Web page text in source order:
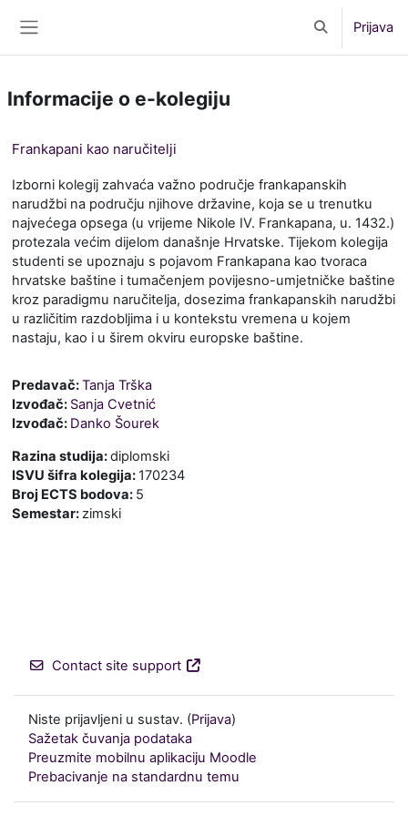
Toggle search
Prijava
Informacije o e-kolegiju
Frankapani kao naručitelji
Izborni kolegij zahvaća važno područje frankapanskih
narudžbi na području njihove državine, koja se u trenutku
najvećega opsega (u vrijeme Nikole IV. Frankapana, u. 1432.)
protezala većim dijelom današnje Hrvatske. Tijekom kolegija
studenti se upoznaju s pojavom Frankapana kao tvoraca
hrvatske baštine i tumačenjem povijesno-umjetničke baštine
kroz paradigmu naručitelja, dosezima frankapanskih narudžbi
u različitim razdobljima i u kontekstu vremena u kojem
nastaju, kao i u širem okviru europske baštine.
Predavač:Tanja Trška
Izvođač: Sanja Cvetnić
Izvođač: Danko Šourek
Razina studija:diplomski
ISVU šifra kolegija: 170234
Broj ECTS bodova: 5
Semestar:zimski
Contact site support
Niste prijavljeni u sustav. (Prijava)
Sažetak čuvanja podataka
Preuzmite mobilnu aplikaciju Moodle
Prebacivanje na standardnu temu